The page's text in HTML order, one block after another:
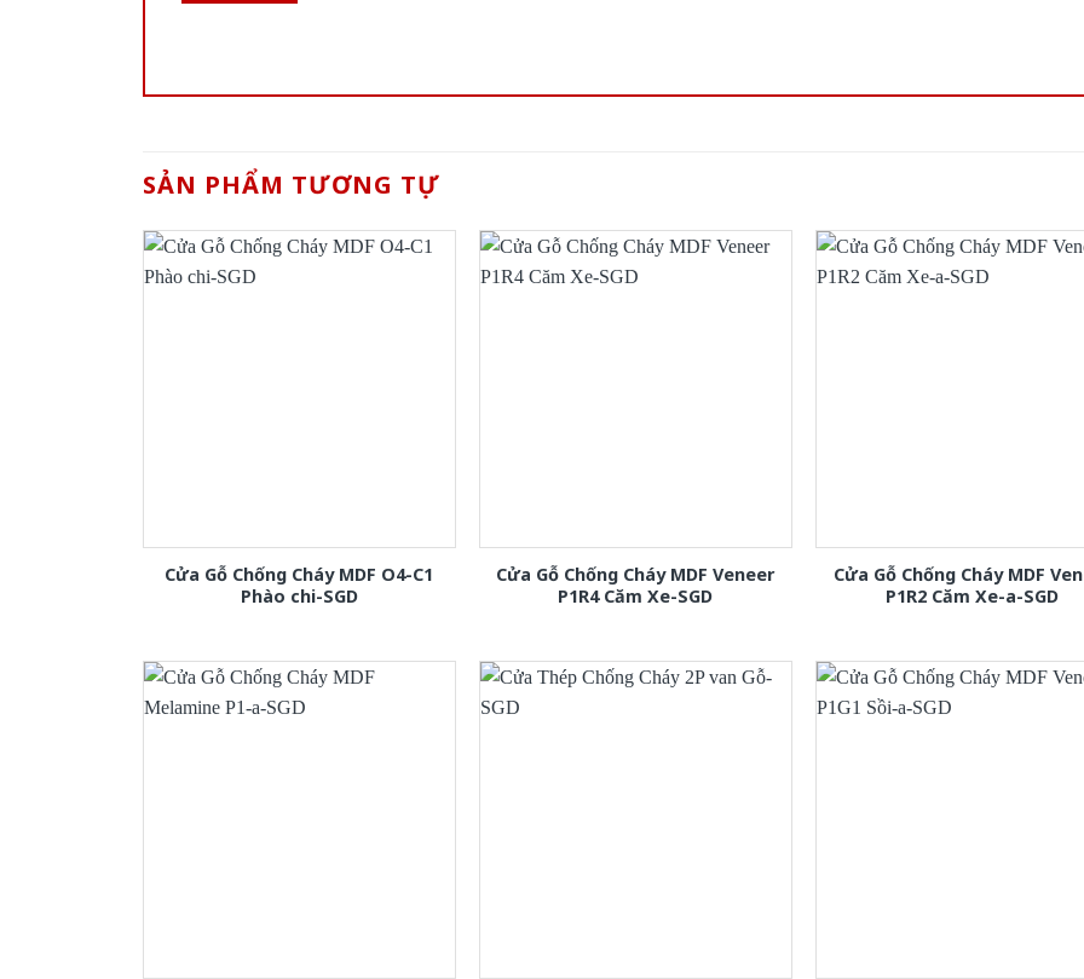
SẢN PHẨM TƯƠNG TỰ
Cửa Gỗ Chống Cháy MDF O4-C1
Phào chi-SGD
Cửa Gỗ Chống Cháy MDF Veneer
P1R4 Căm Xe-SGD
Cửa Gỗ Chống Cháy MDF
P1R2 Căm Xe-a-SGD